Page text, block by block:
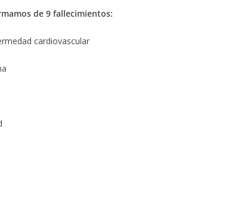
de 9 fallecimientos:
cardiovascular